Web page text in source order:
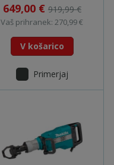
649,00 € 919,99 €
Vaš prihranek: 270,99 €
V košarico
Primerjaj